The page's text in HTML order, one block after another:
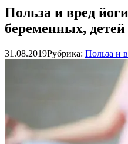
Польза и вред
беременных, детей
31.08.2019Рубрика: Польза и